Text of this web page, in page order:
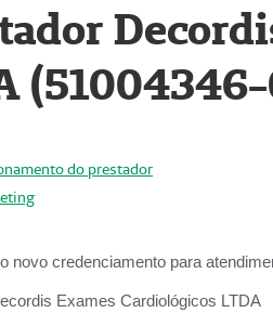
do prestador
novo credenciamento para
Exames Cardiológicos LTDA